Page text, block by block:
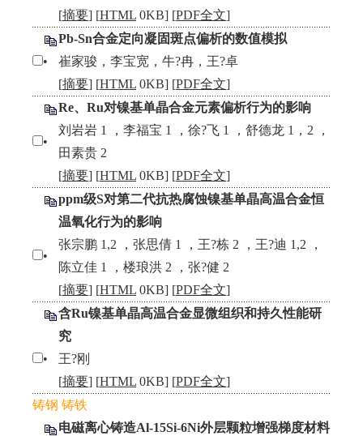
[摘要] [HTML 0KB] [PDF全文]
Pb-Sn合金定向凝固斑点偏析的数值模拟
•
崔家骏，李宝宽，牛?冉，王?卓
[摘要] [HTML 0KB] [PDF全文]
Re、Ru对镍基单晶合金元素偏析行为的影响
•
刘岩岩 1 ，李福宝 1 ，徐?飞 1 ，舒德龙 1，2 ，
田素贵 2
[摘要] [HTML 0KB] [PDF全文]
ppm级S对第二代抗热腐蚀镍基单晶高温合金恒
温氧化行为的影响
•
张宗鹏 1,2 ，张思倩 1 ，王?栋 2 ，王?迪 1,2 ，
陈立佳 1 ，楼琅洪 2 ，张?健 2
[摘要] [HTML 0KB] [PDF全文]
含Ru镍基单晶高温合金显微组织和持久性能研
究
•
王?刚
[摘要] [HTML 0KB] [PDF全文]
铸钢 铸铁
电磁离心铸造Al-15Si-6Ni外层颗粒增强梯度材料